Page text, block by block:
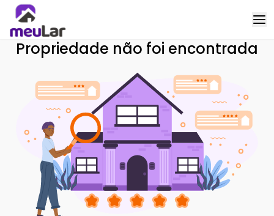
Propriedade não foi encontrada